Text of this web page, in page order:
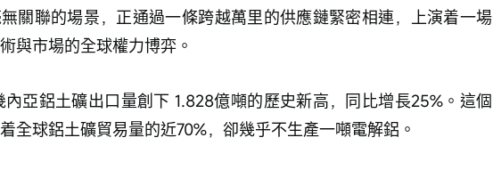
關聯的場景，正通過一條跨越萬里的供應鏈緊密相連，上演着一場
與市場的全球權力博弈。
內亞鋁土礦出口量創下 1.828億噸的歷史新高，同比增長25%。這個
全球鋁土礦貿易量的近70%，卻幾乎不生產一噸電解鋁。